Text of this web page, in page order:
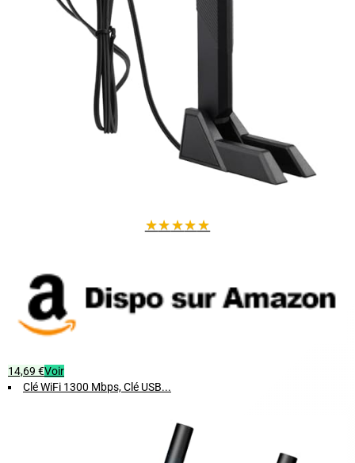
★★★★★
14,69 €Voir
Clé WiFi 1300 Mbps, Clé USB...